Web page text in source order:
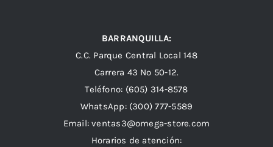
BARRANQUILLA:
C.C. Parque Central Local 148
Carrera 43 Nº 50-12.
Teléfono: (605) 314-8578
WhatsApp: (300) 777-5589
Email: ventas3@omega-store.com
Horarios de atención: